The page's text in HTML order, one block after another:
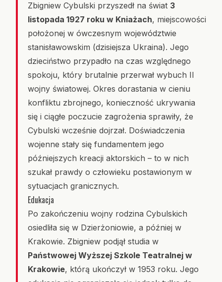
Zbigniew Cybulski przyszedł na świat 3
listopada 1927 roku w Kniażach, miejscowości
położonej w ówczesnym województwie
stanisławowskim (dzisiejsza Ukraina). Jego
dzieciństwo przypadło na czas względnego
spokoju, który brutalnie przerwał wybuch II
wojny światowej. Okres dorastania w cieniu
konfliktu zbrojnego, konieczność ukrywania
się i ciągłe poczucie zagrożenia sprawiły, że
Cybulski wcześnie dojrzał. Doświadczenia
wojenne stały się fundamentem jego
późniejszych kreacji aktorskich – to w nich
szukał prawdy o człowieku postawionym w
sytuacjach granicznych.
Edukacja
Po zakończeniu wojny rodzina Cybulskich
osiedliła się w Dzierżoniowie, a później w
Krakowie. Zbigniew podjął studia w
Państwowej Wyższej Szkole Teatralnej w
Krakowie, którą ukończył w 1953 roku. Jego